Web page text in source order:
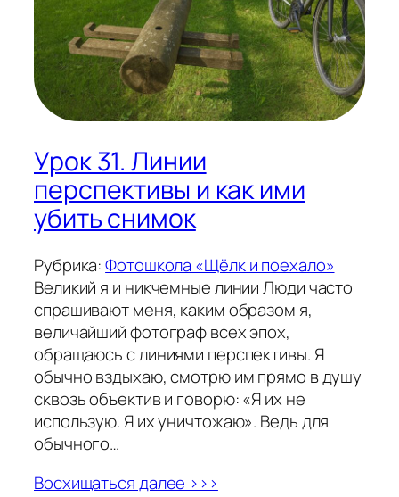
Урок 31. Линии
перспективы и как ими
убить снимок
Рубрика:Фотошкола «Щёлк и поехало»
Великий я и никчемные линии Люди часто
спрашивают меня, каким образом я,
величайший фотограф всех эпох,
обращаюсь с линиями перспективы. Я
обычно вздыхаю, смотрю им прямо в душу
сквозь объектив и говорю: «Я их не
использую. Я их уничтожаю». Ведь для
обычного…
Восхищаться далее >>>